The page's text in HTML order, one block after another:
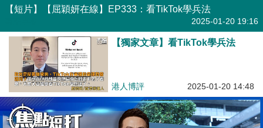
【短片】【屈穎妍在線】EP333：看TikTok學兵法
2025-01-20 19:16
【獨家文章】看TikTok學兵法
港人博評 2025-01-20 14:48